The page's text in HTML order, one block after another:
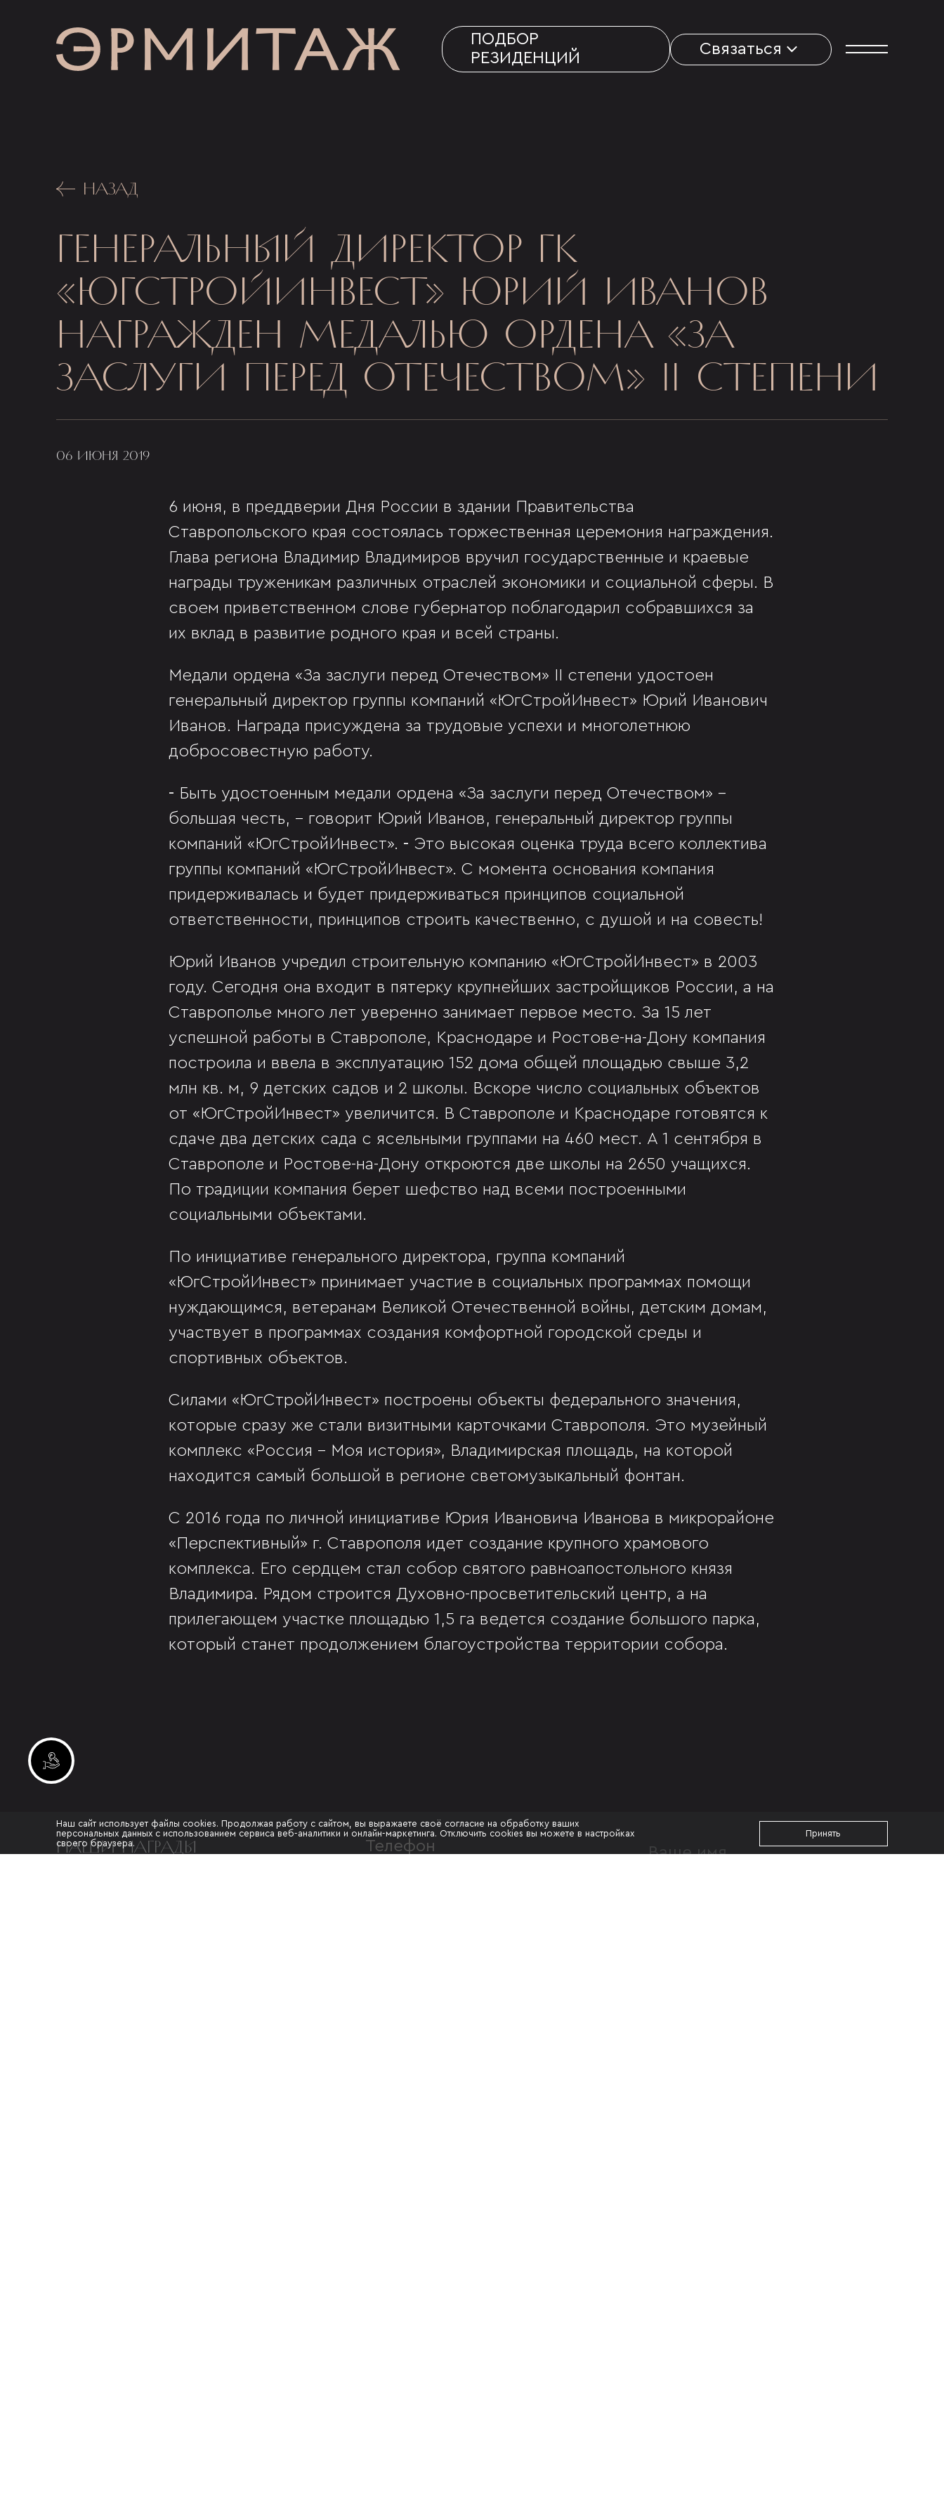
Инвестиционные лоты
ПОДБОР
РЕЗИДЕНЦИЙ
Связаться
НАЗАД
ГЕНЕРАЛЬНЫЙ ДИРЕКТОР ГК
«ЮГСТРОЙИНВЕСТ» ЮРИЙ ИВАНОВ
НАГРАЖДЕН МЕДАЛЬЮ ОРДЕНА «ЗА
ЗАСЛУГИ ПЕРЕД ОТЕЧЕСТВОМ» II СТЕПЕНИ
06 ИЮНЯ 2019
6 июня, в преддверии Дня России в здании Правительства
Ставропольского края состоялась торжественная церемония награждения.
Глава региона Владимир Владимиров вручил государственные и краевые
награды труженикам различных отраслей экономики и социальной сферы. В
своем приветственном слове губернатор поблагодарил собравшихся за
их вклад в развитие родного края и всей страны.
Медали ордена «За заслуги перед Отечеством» II степени удостоен
генеральный директор группы компаний «ЮгСтройИнвест» Юрий Иванович
Иванов. Награда присуждена за трудовые успехи и многолетнюю
добросовестную работу.
- Быть удостоенным медали ордена «За заслуги перед Отечеством» -
большая честь, - говорит Юрий Иванов, генеральный директор группы
компаний «ЮгСтройИнвест». - Это высокая оценка труда всего коллектива
группы компаний «ЮгСтройИнвест». С момента основания компания
придерживалась и будет придерживаться принципов социальной
ответственности, принципов строить качественно, с душой и на совесть!
Юрий Иванов учредил строительную компанию «ЮгСтройИнвест» в 2003
году. Сегодня она входит в пятерку крупнейших застройщиков России, а на
Ставрополье много лет уверенно занимает первое место. За 15 лет
успешной работы в Ставрополе, Краснодаре и Ростове-на-Дону компания
построила и ввела в эксплуатацию 152 дома общей площадью свыше 3,2
млн кв. м, 9 детских садов и 2 школы. Вскоре число социальных объектов
от «ЮгСтройИнвест» увеличится. В Ставрополе и Краснодаре готовятся к
сдаче два детских сада с ясельными группами на 460 мест. А 1 сентября в
Ставрополе и Ростове-на-Дону откроются две школы на 2650 учащихся.
По традиции компания берет шефство над всеми построенными
социальными объектами.
По инициативе генерального директора, группа компаний
«ЮгСтройИнвест» принимает участие в социальных программах помощи
нуждающимся, ветеранам Великой Отечественной войны, детским домам,
участвует в программах создания комфортной городской среды и
спортивных объектов.
Силами «ЮгСтройИнвест» построены объекты федерального значения,
которые сразу же стали визитными карточками Ставрополя. Это музейный
комплекс «Россия – Моя история», Владимирская площадь, на которой
находится самый большой в регионе светомузыкальный фонтан.
С 2016 года по личной инициативе Юрия Ивановича Иванова в микрорайоне
«Перспективный» г. Ставрополя идет создание крупного храмового
комплекса. Его сердцем стал собор святого равноапостольного князя
Владимира. Рядом строится Духовно-просветительский центр, а на
прилегающем участке площадью 1,5 га ведется создание большого парка,
который станет продолжением благоустройства территории собора.
НАШИ НАГРАДЫ Телефон
Наш сайт использует файлы cookies. Продолжая работу с сайтом, вы выражаете своё согласие на обработку ваших
персональных данных с использованием сервиса веб-аналитики и онлайн-маркетинга. Отключить cookies вы можете в настройках
своего браузера.
Принять